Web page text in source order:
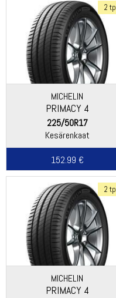
2 tp
MICHELIN
PRIMACY 4
225/50R17
Kesärenkaat
152.99 €
2 tp
MICHELIN
PRIMACY 4